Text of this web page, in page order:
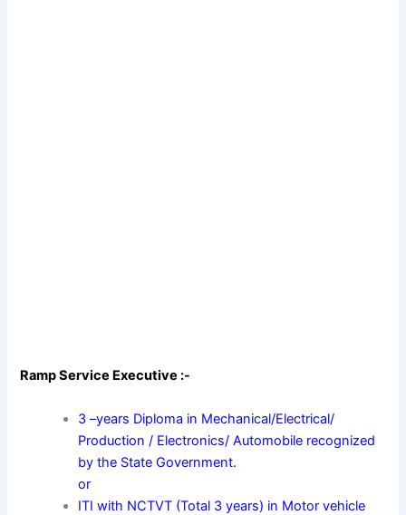
Ramp Service Executive :-
3 –years Diploma in Mechanical/Electrical/
Production / Electronics/ Automobile recognized
by the State Government.
or
ITI with NCTVT (Total 3 years) in Motor vehicle